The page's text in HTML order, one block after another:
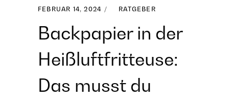
FEBRUAR 14, 2024 RATGEBER
Backpapier in der
Heißluftfritteuse:
Das musst du